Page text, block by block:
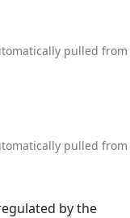
pulled from
pulled from
by the